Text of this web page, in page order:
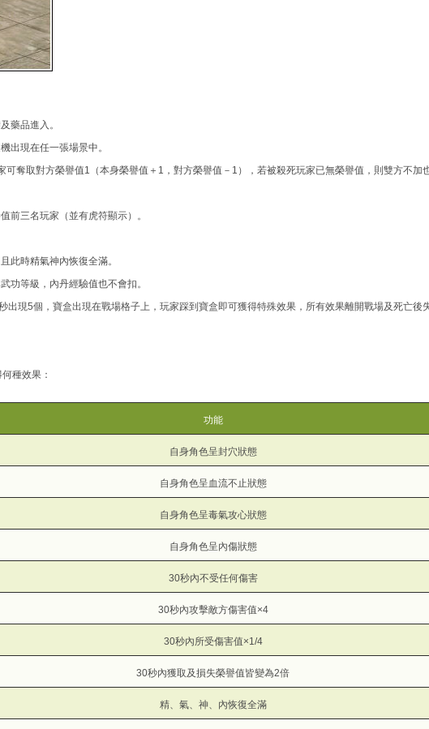
藥品進入。
出現在任一張場景中。
奪取對方榮譽值1（本身榮譽值＋1，對方榮譽值－1），若被殺死玩家已無榮譽值，則雙方不加
三名玩家（並有虎符顯示）。
此時精氣神內恢復全滿。
等級，內丹經驗值也不會扣。
現5個，寶盒出現在戰場格子上，玩家踩到寶盒即可獲得特殊效果，所有效果離開戰場及死亡後
種效果：
功能
自身角色呈封穴狀態
自身角色呈血流不止狀態
自身角色呈毒氣攻心狀態
自身角色呈內傷狀態
30秒內不受任何傷害
30秒內攻擊敵方傷害值×4
30秒內所受傷害值×1/4
30秒內獲取及損失榮譽值皆變為2倍
精、氣、神、內恢復全滿